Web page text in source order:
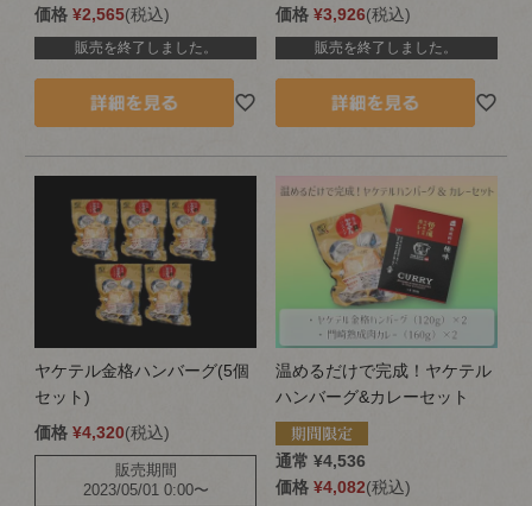
価格 ¥2,565 税込
販売を終了しました。
価格 ¥3,926 税込
販売を終了しました。
ヤケテル金格ハンバーグ(5個
セット)
価格 ¥4,320 税込
販売期間
2023/05/01 0:00〜
温めるだけで完成！ヤケテル
ハンバーグ&カレーセット
通常 ¥4,536
価格 ¥4,082 税込